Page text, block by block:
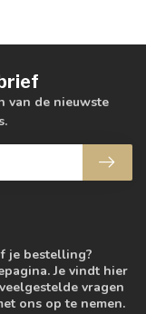
je bestelling?
Je vindt hier
vragen
ons op te nemen.
van de nieuwste